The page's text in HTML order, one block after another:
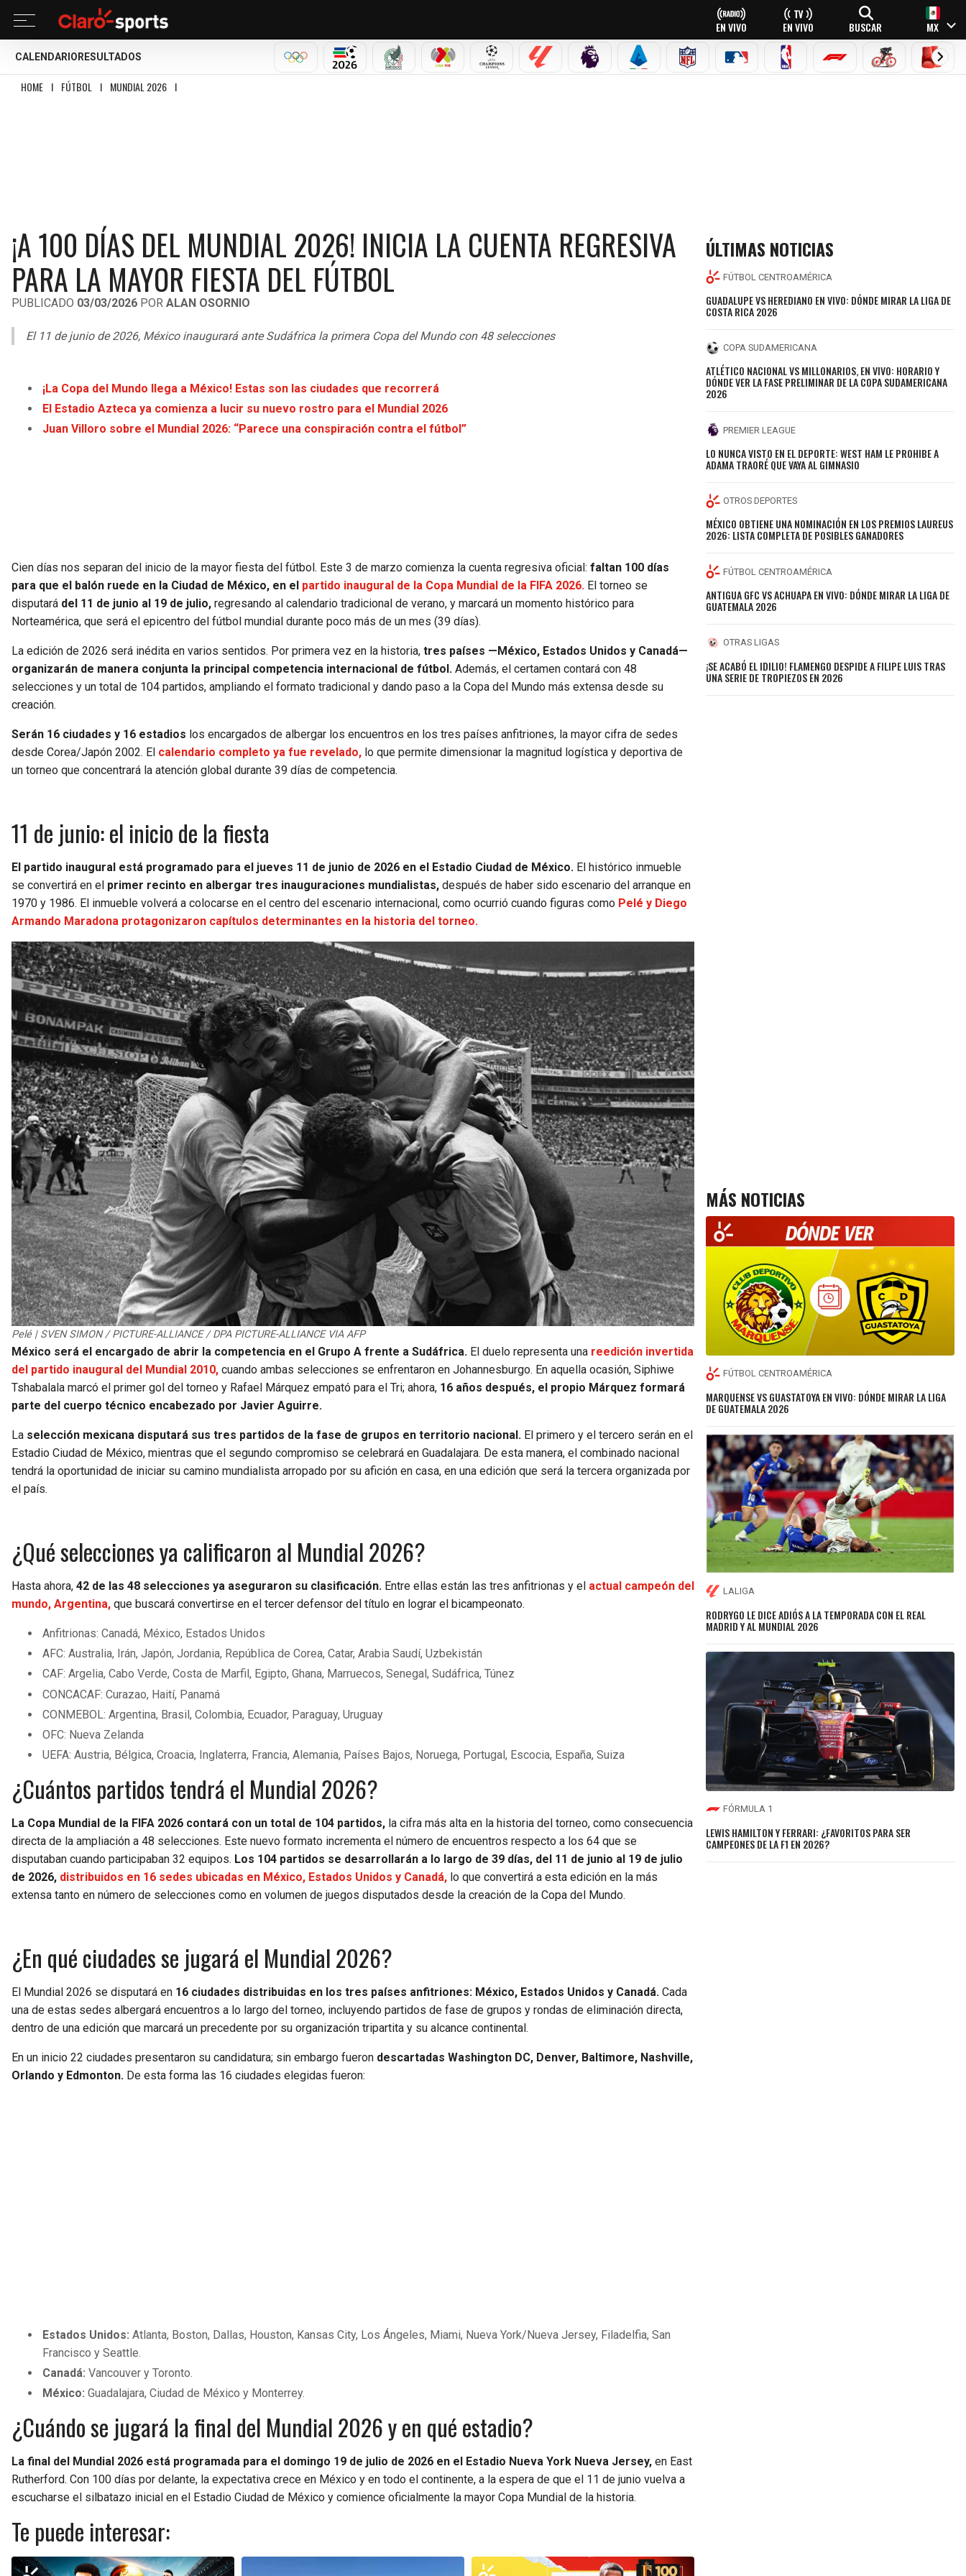
EN VIVO EN VIVO BUSCAR MX
CALENDARIO RESULTADOS
MILANO CORTINA 2026
MUNDIAL 2026SELECCIÓN MEXICANA
LIGA MX CHAMPIONS LEAGUE
LALIGA PREMIER LEAGUE
SERIE A NFL MLB NBA FÓRMULA 1CICLISMOBOXEO
HOME I FÚTBOL I MUNDIAL 2026 I
¡A 100 DÍAS DEL MUNDIAL 2026! INICIA LA CUENTA REGRESIVA
PARA LA MAYOR FIESTA DEL FÚTBOL
PUBLICADO 03/03/2026 POR ALAN OSORNIO
El 11 de junio de 2026, México inaugurará ante Sudáfrica la primera Copa del Mundo con 48 selecciones
¡La Copa del Mundo llega a México! Estas son las ciudades que recorrerá
El Estadio Azteca ya comienza a lucir su nuevo rostro para el Mundial 2026
Juan Villoro sobre el Mundial 2026: “Parece una conspiración contra el fútbol”
Cien días nos separan del inicio de la mayor fiesta del fútbol. Este 3 de marzo comienza la cuenta regresiva oficial: faltan 100 días
para que el balón ruede en la Ciudad de México, en el partido inaugural de la Copa Mundial de la FIFA 2026. El torneo se
disputará del 11 de junio al 19 de julio, regresando al calendario tradicional de verano, y marcará un momento histórico para
Norteamérica, que será el epicentro del fútbol mundial durante poco más de un mes (39 días).
La edición de 2026 será inédita en varios sentidos. Por primera vez en la historia, tres países —México, Estados Unidos y Canadá—
organizarán de manera conjunta la principal competencia internacional de fútbol. Además, el certamen contará con 48
selecciones y un total de 104 partidos, ampliando el formato tradicional y dando paso a la Copa del Mundo más extensa desde su
creación.
Serán 16 ciudades y 16 estadios los encargados de albergar los encuentros en los tres países anfitriones, la mayor cifra de sedes
desde Corea/Japón 2002. El calendario completo ya fue revelado, lo que permite dimensionar la magnitud logística y deportiva de
un torneo que concentrará la atención global durante 39 días de competencia.
11 de junio: el inicio de la fiesta
El partido inaugural está programado para el jueves 11 de junio de 2026 en el Estadio Ciudad de México. El histórico inmueble
se convertirá en el primer recinto en albergar tres inauguraciones mundialistas, después de haber sido escenario del arranque en
1970 y 1986. El inmueble volverá a colocarse en el centro del escenario internacional, como ocurrió cuando figuras como Pelé y Diego
Armando Maradona protagonizaron capítulos determinantes en la historia del torneo.
Pelé | SVEN SIMON / PICTURE-ALLIANCE / DPA PICTURE-ALLIANCE VIA AFP
México será el encargado de abrir la competencia en el Grupo A frente a Sudáfrica. El duelo representa una reedición invertida
del partido inaugural del Mundial 2010, cuando ambas selecciones se enfrentaron en Johannesburgo. En aquella ocasión, Siphiwe
Tshabalala marcó el primer gol del torneo y Rafael Márquez empató para el Tri; ahora, 16 años después, el propio Márquez formará
parte del cuerpo técnico encabezado por Javier Aguirre.
La selección mexicana disputará sus tres partidos de la fase de grupos en territorio nacional. El primero y el tercero serán en el
Estadio Ciudad de México, mientras que el segundo compromiso se celebrará en Guadalajara. De esta manera, el combinado nacional
tendrá la oportunidad de iniciar su camino mundialista arropado por su afición en casa, en una edición que será la tercera organizada por
el país.
¿Qué selecciones ya calificaron al Mundial 2026?
Hasta ahora, 42 de las 48 selecciones ya aseguraron su clasificación. Entre ellas están las tres anfitrionas y el actual campeón del
mundo, Argentina, que buscará convertirse en el tercer defensor del título en lograr el bicampeonato.
Anfitrionas: Canadá, México, Estados Unidos
AFC: Australia, Irán, Japón, Jordania, República de Corea, Catar, Arabia Saudí, Uzbekistán
CAF: Argelia, Cabo Verde, Costa de Marfil, Egipto, Ghana, Marruecos, Senegal, Sudáfrica, Túnez
CONCACAF: Curazao, Haití, Panamá
CONMEBOL: Argentina, Brasil, Colombia, Ecuador, Paraguay, Uruguay
OFC: Nueva Zelanda
UEFA: Austria, Bélgica, Croacia, Inglaterra, Francia, Alemania, Países Bajos, Noruega, Portugal, Escocia, España, Suiza
¿Cuántos partidos tendrá el Mundial 2026?
La Copa Mundial de la FIFA 2026 contará con un total de 104 partidos, la cifra más alta en la historia del torneo, como consecuencia
directa de la ampliación a 48 selecciones. Este nuevo formato incrementa el número de encuentros respecto a los 64 que se
disputaban cuando participaban 32 equipos. Los 104 partidos se desarrollarán a lo largo de 39 días, del 11 de junio al 19 de julio
de 2026, distribuidos en 16 sedes ubicadas en México, Estados Unidos y Canadá, lo que convertirá a esta edición en la más
extensa tanto en número de selecciones como en volumen de juegos disputados desde la creación de la Copa del Mundo.
¿En qué ciudades se jugará el Mundial 2026?
El Mundial 2026 se disputará en 16 ciudades distribuidas en los tres países anfitriones: México, Estados Unidos y Canadá. Cada
una de estas sedes albergará encuentros a lo largo del torneo, incluyendo partidos de fase de grupos y rondas de eliminación directa,
dentro de una edición que marcará un precedente por su organización tripartita y su alcance continental.
En un inicio 22 ciudades presentaron su candidatura; sin embargo fueron descartadas Washington DC, Denver, Baltimore, Nashville,
Orlando y Edmonton. De esta forma las 16 ciudades elegidas fueron:
Estados Unidos: Atlanta, Boston, Dallas, Houston, Kansas City, Los Ángeles, Miami, Nueva York/Nueva Jersey, Filadelfia, San
Francisco y Seattle.
Canadá: Vancouver y Toronto.
México: Guadalajara, Ciudad de México y Monterrey.
¿Cuándo se jugará la final del Mundial 2026 y en qué estadio?
La final del Mundial 2026 está programada para el domingo 19 de julio de 2026 en el Estadio Nueva York Nueva Jersey, en East
Rutherford. Con 100 días por delante, la expectativa crece en México y en todo el continente, a la espera de que el 11 de junio vuelva a
escucharse el silbatazo inicial en el Estadio Ciudad de México y comience oficialmente la mayor Copa Mundial de la historia.
Te puede interesar:
ÚLTIMAS NOTICIAS
FÚTBOL CENTROAMÉRICA
GUADALUPE VS HEREDIANO EN VIVO: DÓNDE MIRAR LA LIGA DE
COSTA RICA 2026
COPA SUDAMERICANA
ATLÉTICO NACIONAL VS MILLONARIOS, EN VIVO: HORARIO Y
DÓNDE VER LA FASE PRELIMINAR DE LA COPA SUDAMERICANA
2026
PREMIER LEAGUE
LO NUNCA VISTO EN EL DEPORTE: WEST HAM LE PROHIBE A
ADAMA TRAORÉ QUE VAYA AL GIMNASIO
OTROS DEPORTES
MÉXICO OBTIENE UNA NOMINACIÓN EN LOS PREMIOS LAUREUS
2026: LISTA COMPLETA DE POSIBLES GANADORES
FÚTBOL CENTROAMÉRICA
ANTIGUA GFC VS ACHUAPA EN VIVO: DÓNDE MIRAR LA LIGA DE
GUATEMALA 2026
OTRAS LIGAS
¡SE ACABÓ EL IDILIO! FLAMENGO DESPIDE A FILIPE LUIS TRAS
UNA SERIE DE TROPIEZOS EN 2026
MÁS NOTICIAS
FÚTBOL CENTROAMÉRICA
MARQUENSE VS GUASTATOYA EN VIVO: DÓNDE MIRAR LA LIGA
DE GUATEMALA 2026
LALIGA
RODRYGO LE DICE ADIÓS A LA TEMPORADA CON EL REAL
MADRID Y AL MUNDIAL 2026
FÓRMULA 1
LEWIS HAMILTON Y FERRARI: ¿FAVORITOS PARA SER
CAMPEONES DE LA F1 EN 2026?